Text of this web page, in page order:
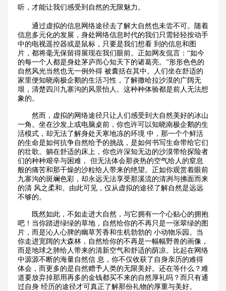
听，才能让我们感受到自然的无限魅力。
通过虚拟的信息网络途径去了解大自然也未尝不可。随着
信息多元化的发展，身处网络信息时代的我们只需轻轻按动手
中的电视遥控器或是鼠标，只要是我们想看 到的信息和图
片，都将毫无保留得展现在我们眼前。正如网友侃言：“如今
的每一个人都是身处茅庐而心知天下的诸葛亮。”形形色色的
自然风光当然也无一例外得 被囊括在其中。人们坐在舒适的
家里便知晓南极企鹅的生活习性，了解撒哈拉沙漠的广阔无
垠，清楚四川九寨沟的风景怡人。这种种体验都是前人无法想
象的。
然而，虚拟的网络途径只让人们感受到大自然美好的冰山
一角。坐在沙发上或电脑桌前，你也许可以知晓南极企鹅的生
活模式，却无法了解身处天寒地冻的环境 中，那一个个鲜活
的生命是如何抗争自然给予的挑战，是如何书写生命带给它们
的壮歌。躺在舒适的床上，你也许深知无边的沙漠带给探险者
们的种种艰辛与困难， 但无法体会那炎热的空气给人的窒息
般的痛苦和那干燥的沙粒给人带来的绝望。正如你观赏着眼前
九寨沟的斑斓色彩，却永远无法享受那溪流的清冽与拂面而来
的清 风之柔和。由此可见，仅从虚拟的途径了解自然是远远
不够的。
既然如此，不如走进大自然，与它拥有一个心贴心的拥抱
吧！当你踏进绿绿的草地，自然给你的不再只是一张翠绿的图
片，而是沁人心脾的幽草芳香和生机勃勃的 小动物乐园。当
你走进宽阔的大森林，自然给你的不再是一幅幅野兽的画像，
而是地球之肺给人带来的清新空气和舒适的荫凉。比起在网络
中源源不断的海量自然信 息，你不仅收获了自身亲历的难得
体会，而更多的是自然赠予人类的无限美好。还在等什么？难
道要放弃掉那用再多的金钱都买不来的自然厚礼吗？而只有通
过自身 经历的途径才可真正了解那份礼物的厚重与美好。